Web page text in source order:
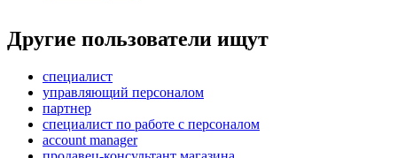
Другие пользователи ищут
специалист
управляющий персоналом
партнер
специалист по работе с персоналом
account manager